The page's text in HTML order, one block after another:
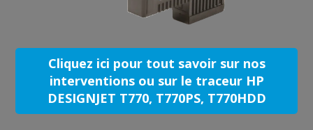
Cliquez ici pour tout savoir sur nos
interventions ou sur le traceur HP
DESIGNJET T770, T770PS, T770HDD